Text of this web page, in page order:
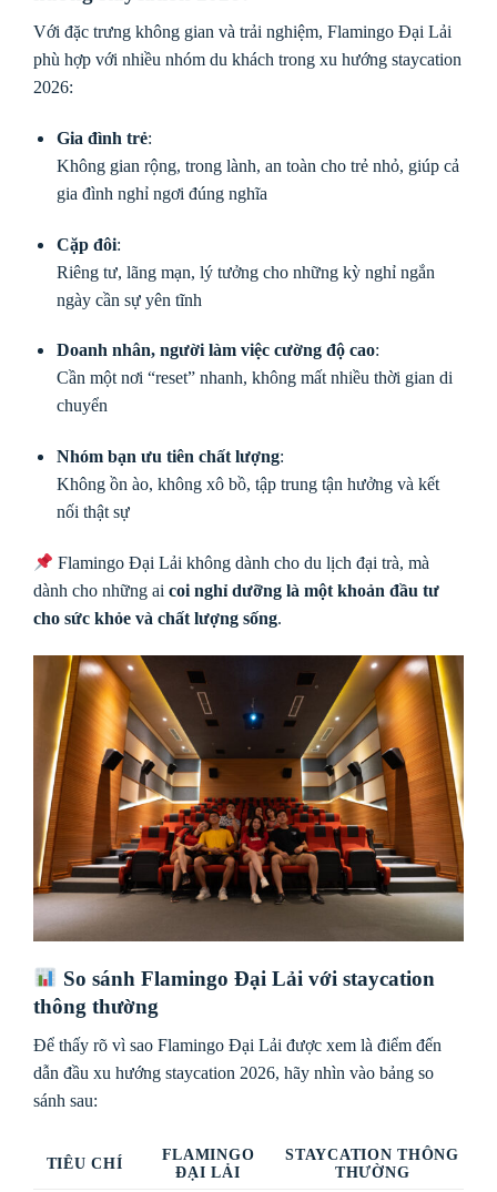
Với đặc trưng không gian và trải nghiệm, Flamingo Đại Lải
phù hợp với nhiều nhóm du khách trong xu hướng staycation
2026:
Gia đình trẻ:
Không gian rộng, trong lành, an toàn cho trẻ nhỏ, giúp cả
gia đình nghỉ ngơi đúng nghĩa
Cặp đôi:
Riêng tư, lãng mạn, lý tưởng cho những kỳ nghỉ ngắn
ngày cần sự yên tĩnh
Doanh nhân, người làm việc cường độ cao:
Cần một nơi “reset” nhanh, không mất nhiều thời gian di
chuyển
Nhóm bạn ưu tiên chất lượng:
Không ồn ào, không xô bồ, tập trung tận hưởng và kết
nối thật sự
Flamingo Đại Lải không dành cho du lịch đại trà, mà
dành cho những ai coi nghỉ dưỡng là một khoản đầu tư
cho sức khỏe và chất lượng sống.
So sánh Flamingo Đại Lải với staycation
thông thường
Để thấy rõ vì sao Flamingo Đại Lải được xem là điểm đến
dẫn đầu xu hướng staycation 2026, hãy nhìn vào bảng so
sánh sau:
TIÊU CHÍ
FLAMINGO
ĐẠI LẢI
STAYCATION THÔNG
THƯỜNG